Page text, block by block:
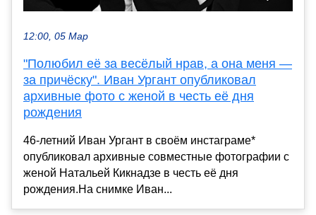
12:00, 05 Мар
"Полюбил её за весёлый нрав, а она меня —
за причёску". Иван Ургант опубликовал
архивные фото с женой в честь её дня
рождения
46-летний Иван Ургант в своём инстаграме*
опубликовал архивные совместные фотографии с
женой Натальей Кикнадзе в честь её дня
рождения.На снимке Иван...